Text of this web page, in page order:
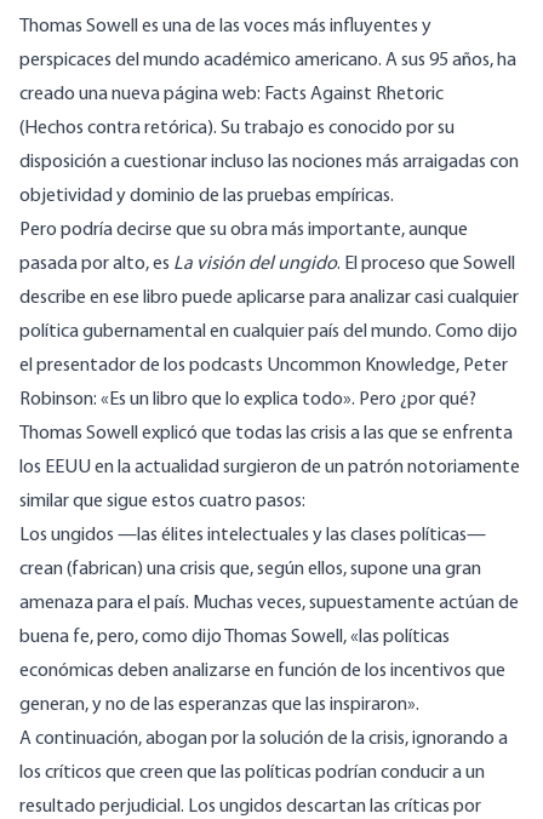
Thomas Sowell es una de las voces más influyentes y
perspicaces del mundo académico americano. A sus 95 años, ha
creado una nueva página web: Facts Against Rhetoric
(Hechos contra retórica). Su trabajo es conocido por su
disposición a cuestionar incluso las nociones más arraigadas con
objetividad y dominio de las pruebas empíricas.
Pero podría decirse que su obra más importante, aunque
pasada por alto, es La visión del ungido. El proceso que Sowell
describe en ese libro puede aplicarse para analizar casi cualquier
política gubernamental en cualquier país del mundo. Como dijo
el presentador de los podcasts Uncommon Knowledge, Peter
Robinson: «Es un libro que lo explica todo». Pero ¿por qué?
Thomas Sowell explicó que todas las crisis a las que se enfrenta
los EEUU en la actualidad surgieron de un patrón notoriamente
similar que sigue estos cuatro pasos:
Los ungidos —las élites intelectuales y las clases políticas—
crean (fabrican) una crisis que, según ellos, supone una gran
amenaza para el país. Muchas veces, supuestamente actúan de
buena fe, pero, como dijo Thomas Sowell, «las políticas
económicas deben analizarse en función de los incentivos que
generan, y no de las esperanzas que las inspiraron».
A continuación, abogan por la solución de la crisis, ignorando a
los críticos que creen que las políticas podrían conducir a un
resultado perjudicial. Los ungidos descartan las críticas por